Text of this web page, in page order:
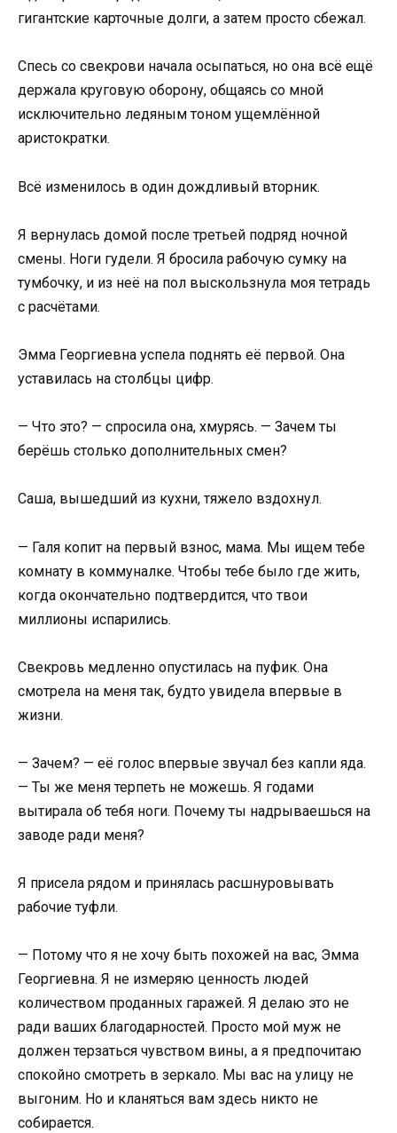
гигантские карточные долги, а затем просто сбежал.
Спесь со свекрови начала осыпаться, но она всё ещё
держала круговую оборону, общаясь со мной
исключительно ледяным тоном ущемлённой
аристократки.
Всё изменилось в один дождливый вторник.
Я вернулась домой после третьей подряд ночной
смены. Ноги гудели. Я бросила рабочую сумку на
тумбочку, и из неё на пол выскользнула моя тетрадь
с расчётами.
Эмма Георгиевна успела поднять её первой. Она
уставилась на столбцы цифр.
— Что это? — спросила она, хмурясь. — Зачем ты
берёшь столько дополнительных смен?
Саша, вышедший из кухни, тяжело вздохнул.
— Галя копит на первый взнос, мама. Мы ищем тебе
комнату в коммуналке. Чтобы тебе было где жить,
когда окончательно подтвердится, что твои
миллионы испарились.
Свекровь медленно опустилась на пуфик. Она
смотрела на меня так, будто увидела впервые в
жизни.
— Зачем? — её голос впервые звучал без капли яда.
— Ты же меня терпеть не можешь. Я годами
вытирала об тебя ноги. Почему ты надрываешься на
заводе ради меня?
Я присела рядом и принялась расшнуровывать
рабочие туфли.
— Потому что я не хочу быть похожей на вас, Эмма
Георгиевна. Я не измеряю ценность людей
количеством проданных гаражей. Я делаю это не
ради ваших благодарностей. Просто мой муж не
должен терзаться чувством вины, а я предпочитаю
спокойно смотреть в зеркало. Мы вас на улицу не
выгоним. Но и кланяться вам здесь никто не
собирается.